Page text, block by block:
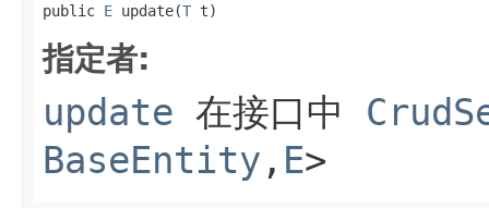
public E update(T t)
指定者:
update 在接口中
BaseEntity , E>